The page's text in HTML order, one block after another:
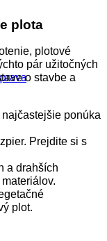
plota
plotové
pár užitočných
o stavbe a
ponúka
Prejdite si s
a drahších
plot.